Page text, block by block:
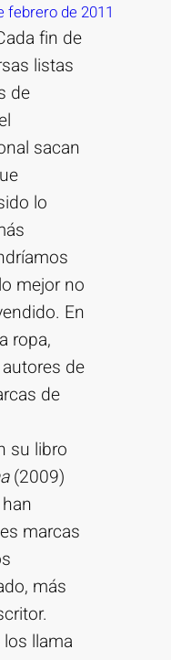
febrero de 2011
fin de
listas
de
sacan
lo
mejor no
En
ropa,
de
de
su libro
(2009)
marcas
más
los llama